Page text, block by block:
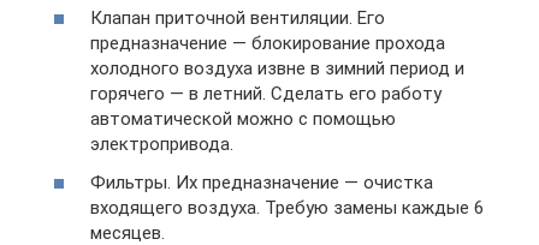
Клапан приточной вентиляции. Его
предназначение — блокирование прохода
холодного воздуха извне в зимний период и
горячего — в летний. Сделать его работу
автоматической можно с помощью
электропривода.
Фильтры. Их предназначение — очистка
входящего воздуха. Требую замены каждые 6
месяцев.